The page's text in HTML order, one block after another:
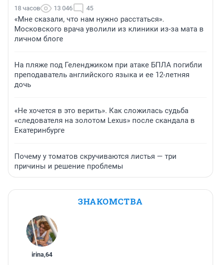
18 часов 13 046 45
«Мне сказали, что нам нужно расстаться».
Московского врача уволили из клиники из-за мата в
личном блоге
На пляже под Геленджиком при атаке БПЛА погибли
преподаватель английского языка и ее 12-летняя
дочь
«Не хочется в это верить». Как сложилась судьба
«следователя на золотом Lexus» после скандала в
Екатеринбурге
Почему у томатов скручиваются листья — три
причины и решение проблемы
ЗНАКОМСТВА
irina,64